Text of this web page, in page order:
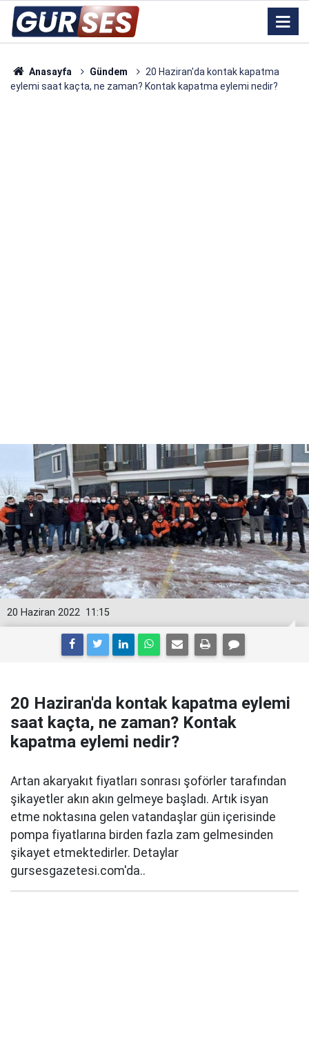
Anasayfa Gündem
20 Haziran'da kontak kapatma
eylemi saat kaçta, ne zaman? Kontak kapatma eylemi nedir?
11:15
20 Haziran 2022
20 Haziran'da kontak kapatma eylemi
saat kaçta, ne zaman? Kontak
kapatma eylemi nedir?
Artan akaryakıt fiyatları sonrası şoförler tarafından
şikayetler akın akın gelmeye başladı. Artık isyan
etme noktasına gelen vatandaşlar gün içerisinde
pompa fiyatlarına birden fazla zam gelmesinden
şikayet etmektedirler. Detaylar
gursesgazetesi.com'da..